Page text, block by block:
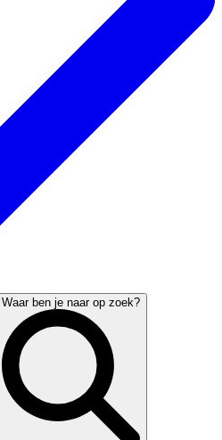
Waar ben je naar op zoek?